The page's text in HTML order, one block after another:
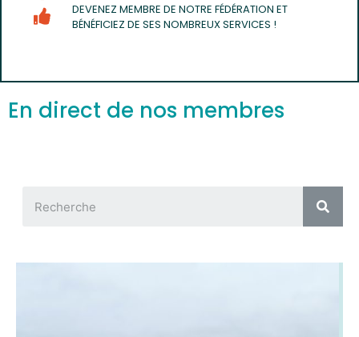
DEVENEZ MEMBRE DE NOTRE FÉDÉRATION ET
BÉNÉFICIEZ DE SES NOMBREUX SERVICES !
En direct de nos membres